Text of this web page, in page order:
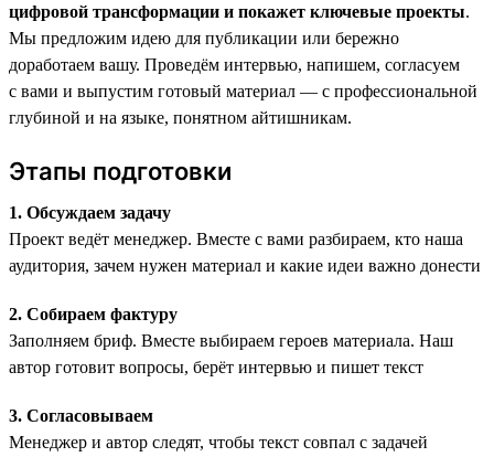
цифровой трансформации и покажет ключевые проекты.
Мы предложим идею для публикации или бережно
доработаем вашу. Проведём интервью, напишем, согласуем
с вами и выпустим готовый материал — с профессиональной
глубиной и на языке, понятном айтишникам.
Этапы подготовки
1. Обсуждаем задачу
Проект ведёт менеджер. Вместе с вами разбираем, кто наша
аудитория, зачем нужен материал и какие идеи важно донести
2. Собираем фактуру
Заполняем бриф. Вместе выбираем героев материала. Наш
автор готовит вопросы, берёт интервью и пишет текст
3. Согласовываем
Менеджер и автор следят, чтобы текст совпал с задачей